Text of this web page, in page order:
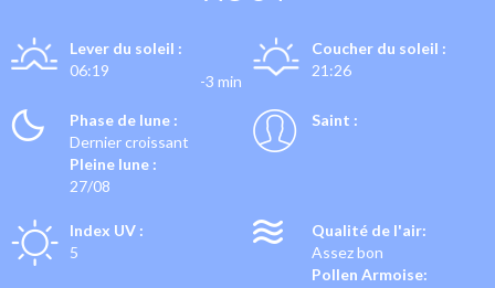
Lever du soleil :
06:19
-3 min
Coucher du soleil :
21:26
Phase de lune :
Dernier croissant
Pleine lune :
27/08
Saint :
Index UV :
5
Qualité de l'air:
Assez bon
Pollen Armoise: